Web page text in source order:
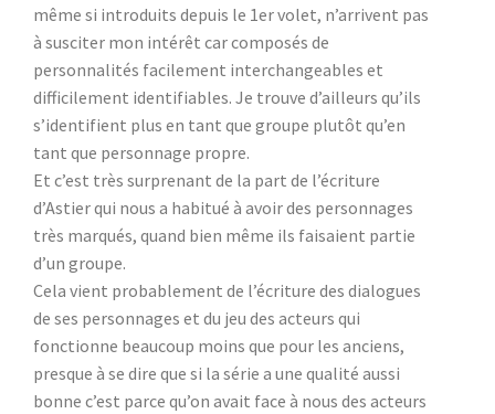
même si introduits depuis le 1er volet, n’arrivent pas
à susciter mon intérêt car composés de
personnalités facilement interchangeables et
difficilement identifiables. Je trouve d’ailleurs qu’ils
s’identifient plus en tant que groupe plutôt qu’en
tant que personnage propre.
Et c’est très surprenant de la part de l’écriture
d’Astier qui nous a habitué à avoir des personnages
très marqués, quand bien même ils faisaient partie
d’un groupe.
Cela vient probablement de l’écriture des dialogues
de ses personnages et du jeu des acteurs qui
fonctionne beaucoup moins que pour les anciens,
presque à se dire que si la série a une qualité aussi
bonne c’est parce qu’on avait face à nous des acteurs